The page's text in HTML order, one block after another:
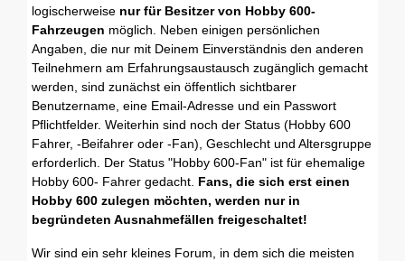
logischerweise nur für Besitzer von Hobby 600-
Fahrzeugen möglich. Neben einigen persönlichen
Angaben, die nur mit Deinem Einverständnis den anderen
Teilnehmern am Erfahrungsaustausch zugänglich gemacht
werden, sind zunächst ein öffentlich sichtbarer
Benutzername, eine Email-Adresse und ein Passwort
Pflichtfelder. Weiterhin sind noch der Status (Hobby 600
Fahrer, -Beifahrer oder -Fan), Geschlecht und Altersgruppe
erforderlich. Der Status "Hobby 600-Fan" ist für ehemalige
Hobby 600- Fahrer gedacht. Fans, die sich erst einen
Hobby 600 zulegen möchten, werden nur in
begründeten Ausnahmefällen freigeschaltet!
Wir sind ein sehr kleines Forum, in dem sich die meisten